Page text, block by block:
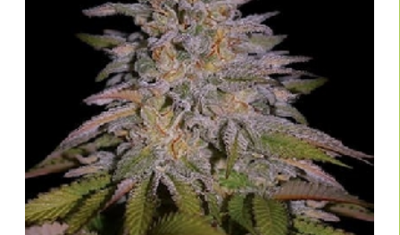
Fazit – Beste feminisierte Samen
für maximale Erträge
Feminisierte Cannabissamenstehen für Qualität, Stabilität und
maximale Erträge. Sie sind die perfekte Wahl für alle, die verlässlich
ernten möchten – egal ob Indoor, Outdoor oder im Gewächshaus und
unabhängig davon, ob du in Deutschland, Österreich oder der Schweiz
growst.